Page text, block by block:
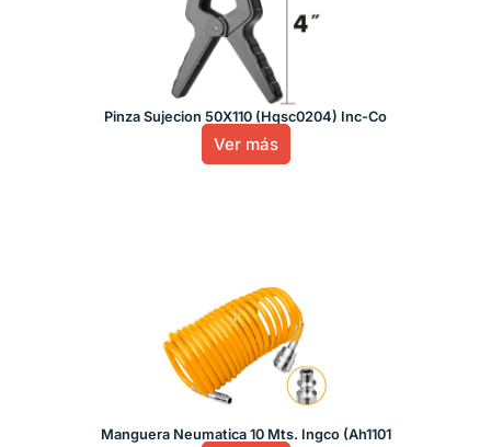
Pinza Sujecion 50X110 (Hqsc0204) Inc-Co
Ver más
Manguera Neumatica 10 Mts. Ingco (Ah1101